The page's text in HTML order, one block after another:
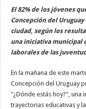
El 82% de los jóvenes
Concepción del
ciudad, según los
una iniciativa municipal
laborales de las
En la mañana de este
Concepción del Uruguay
"¿Dónde estás hoy?", una
trayectorias educativas y